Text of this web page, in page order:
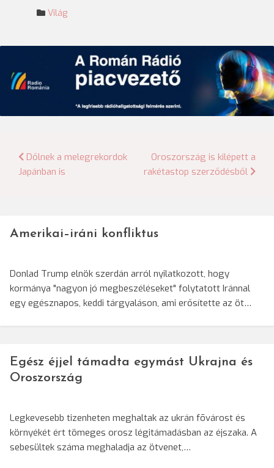
Világ
Bejegyzés
navigáció
Dőlnek a melegrekordok
Japánban is
Oroszország is kilépett a
rakétastop szerződésből
Amerikai–iráni konfliktus
Donlad Trump elnök szerdán arról nyilatkozott, hogy
kormánya "nagyon jó megbeszéléseket" folytatott Iránnal
egy egésznapos, keddi tárgyaláson, ami erősítette az öt…
Egész éjjel támadta egymást Ukrajna és
Oroszország
Legkevesebb tizenheten meghaltak az ukrán fõvárost és
környékét ért tömeges orosz légitámadásban az éjszaka. A
sebesültek száma meghaladja az ötvenet,…